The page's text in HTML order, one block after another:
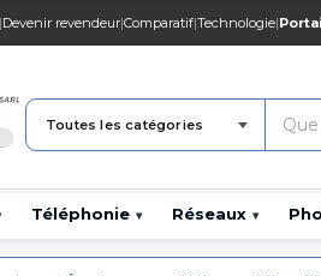
|Devenir revendeur|Comparatif|Technologie|
Toutes les catégories
Téléphonie ▾ Réseaux ▾